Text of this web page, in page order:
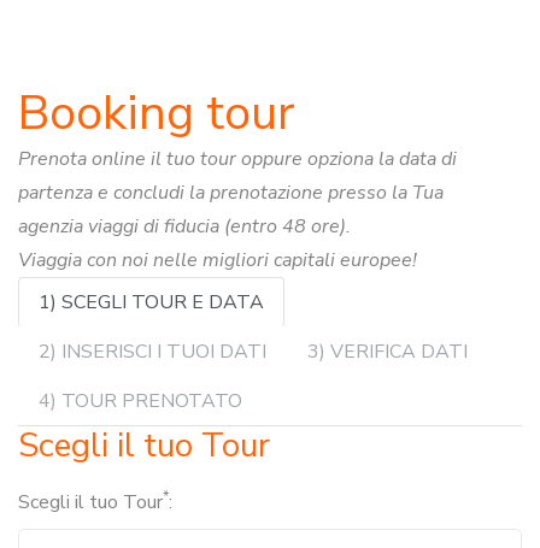
Booking tour
Prenota online il tuo tour oppure opziona la data di
partenza e concludi la prenotazione presso la Tua
agenzia viaggi di fiducia (entro 48 ore).
Viaggia con noi nelle migliori capitali europee!
1) SCEGLI TOUR E DATA
2) INSERISCI I TUOI DATI
3) VERIFICA DATI
4) TOUR PRENOTATO
Scegli il tuo Tour
Scegli il tuo Tour*: